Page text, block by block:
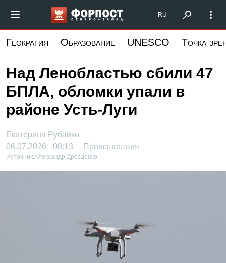
основному
Форпост Северо-Запад
RU
Геократия Образование UNESCO Точка
Над Ленобластью сбили 47
БПЛА, обломки упали в
районе Усть-Луги
Екатерина Рубайко
06.07.2026 - 08:13 —Происшествия
Источник:Александр Дрозденко